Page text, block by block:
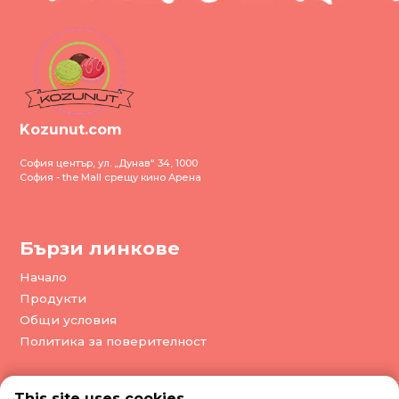
Kozunut.com
София център, ул. „Дунав“ 34, 1000
София - the Mall срещу кино Арена
Бързи линкове
Начало
Продукти
Общи условия
Политика за поверителност